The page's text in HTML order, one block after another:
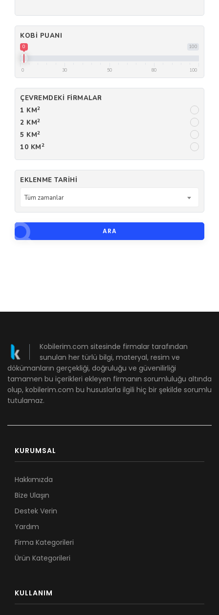
KOBI PUANI
100
0
0 30 50 80 100
ÇEVREMDEKI FIRMALAR
1 KM2
2 KM2
5 KM2
10 KM2
EKLENME TARIHI
Tüm zamanlar
ARA
Kobilerim.com sitesinde firmalar tarafından
sunulan her türlü bilgi, materyal, resim ve
dökümanların gerçekliği, doğruluğu ve güvenilirliği
tamamen bu içerikleri ekleyen firmanın sorumluluğu altında
olup, kobilerim.com bu hususlarla ilgili hiç bir şekilde sorumlu
tutulamaz.
KURUMSAL
Hakkımızda
Bize Ulaşın
Destek Verin
Yardım
Firma Kategorileri
Ürün Kategorileri
KULLANIM